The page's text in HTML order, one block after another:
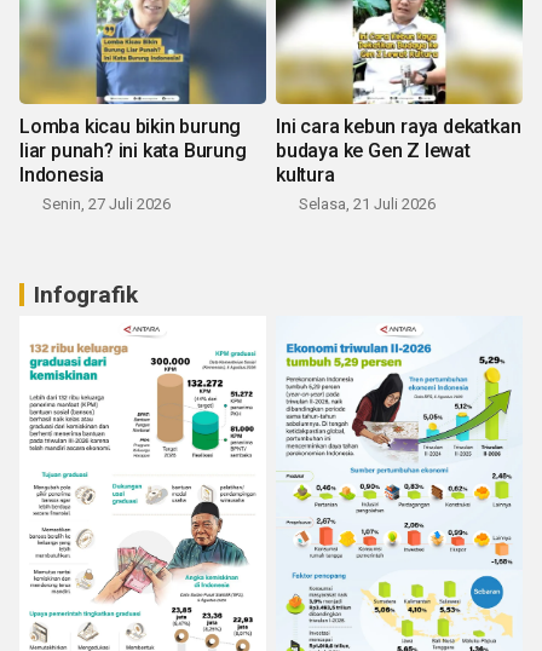
Lomba kicau bikin burung
liar punah? ini kata Burung
Indonesia
Senin, 27 Juli 2026
Ini cara kebun raya dekatkan
budaya ke Gen Z lewat
kultura
Selasa, 21 Juli 2026
Infografik